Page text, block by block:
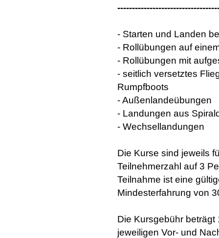
- Starten und Landen
- Rollübungen auf
- Rollübungen mit
- seitlich versetztes
Rumpfboots
- Außenlandeübungen
- Landungen aus
- Wechsellandungen
Die Kurse sind jeweils
Teilnehmerzahl auf 3
Teilnahme ist eine
Mindesterfahrung von
Die Kursgebühr
jeweiligen Vor- und